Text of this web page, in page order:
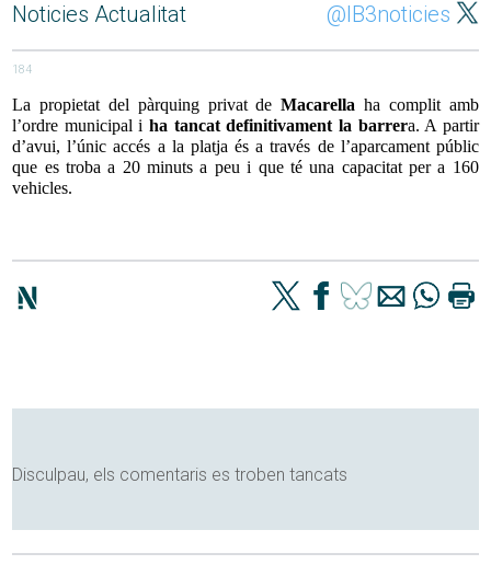
Noticies Actualitat @IB3noticies
184
La propietat del pàrquing privat deMacarella ha complit amb
l’ordre municipal iha tancat definitivament la barrera. A partir
d’avui, l’únic accés a la platja és a través de l’aparcament públic
que es troba a 20 minuts a peu i que té una capacitat per a 160
vehicles.
Disculpau, els comentaris es troben tancats